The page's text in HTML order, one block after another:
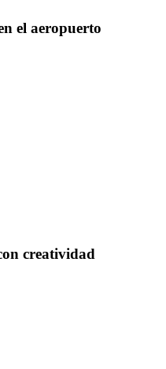
el aeropuerto
creatividad